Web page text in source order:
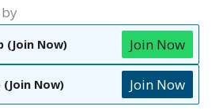
by
(Join Now) Join Now
Now) Join Now